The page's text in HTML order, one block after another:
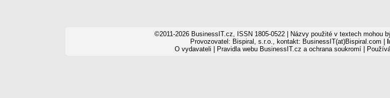
©2011-2026 BusinessIT.cz, ISSN 1805-0522 | Názvy použité v textech mohou
Provozovatel: Bispiral, s.r.o., kontakt: BusinessIT(at)Bispiral.com |
O vydavateli
Pravidla webu BusinessIT.cz a ochrana soukromí|